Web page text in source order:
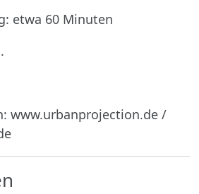
etwa 60 Minuten
www.urbanprojection.de /